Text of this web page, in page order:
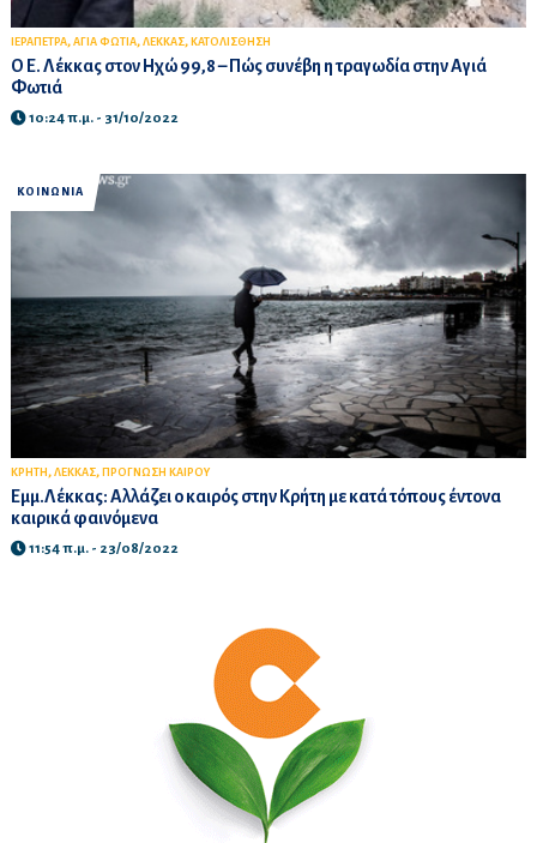
ΙΕΡΑΠΕΤΡΑ, ΑΓΙΑ ΦΩΤΙΑ, ΛΕΚΚΑΣ, ΚΑΤΟΛΙΣΘΗΣΗ
Ο Ε. Λέκκας στον Ηχώ 99,8 – Πώς συνέβη η τραγωδία στην Αγιά
Φωτιά
10:24 π.μ. - 31/10/2022
ΚΟΙΝΩΝΙΑ
ΚΡΗΤΗ , ΛΕΚΚΑΣ, ΠΡΟΓΝΩΣΗ ΚΑΙΡΟΥ
Εμμ.Λέκκας: Αλλάζει ο καιρός στην Κρήτη με κατά τόπους έντονα
καιρικά φαινόμενα
11:54 π.μ. - 23/08/2022